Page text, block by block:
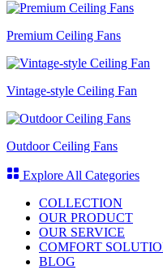
Premium Ceiling Fans
Vintage-style Ceiling Fan
Outdoor Ceiling Fans
Explore All Categories
COLLECTION
OUR PRODUCT
OUR SERVICE
COMFORT
BLOG